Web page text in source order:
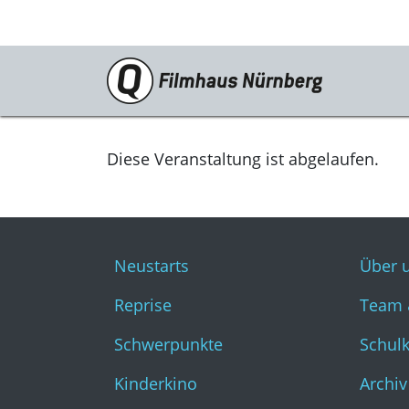
Programm
Neustarts
Kinderkino
Stummfilm
Cine International
Filmclub
Diese Veranstaltung ist abgelaufen.
Neustarts
Reprise
Schwerpunkte
Kinderkino
Über
Team
Archiv